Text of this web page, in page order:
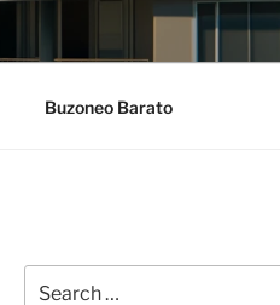
Buzoneo Barato